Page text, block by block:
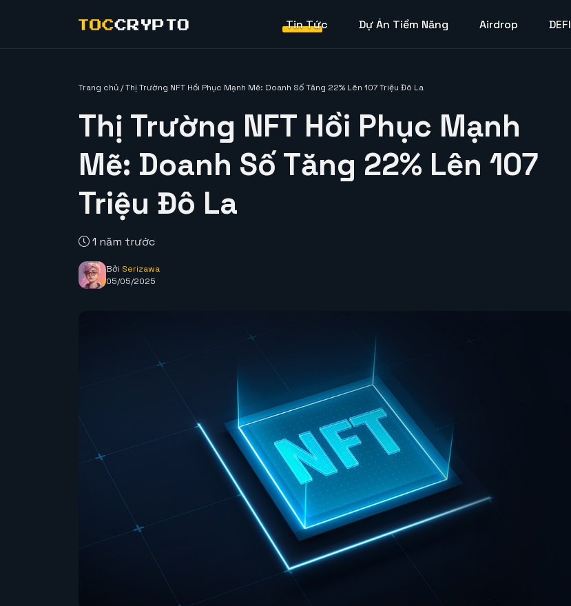
Tin Tức Dự Án Tiềm Năng Airdrop DEFI
Trang chủ/Thị Trường NFT Hồi Phục Mạnh Mẽ: Doanh Số Tăng 22% Lên 107 Triệu Đô La
Thị Trường NFT Hồi Phục Mạnh
Mẽ: Doanh Số Tăng 22% Lên 107
Triệu Đô La
1 năm trước
Bởi Serizawa
05/05/2025